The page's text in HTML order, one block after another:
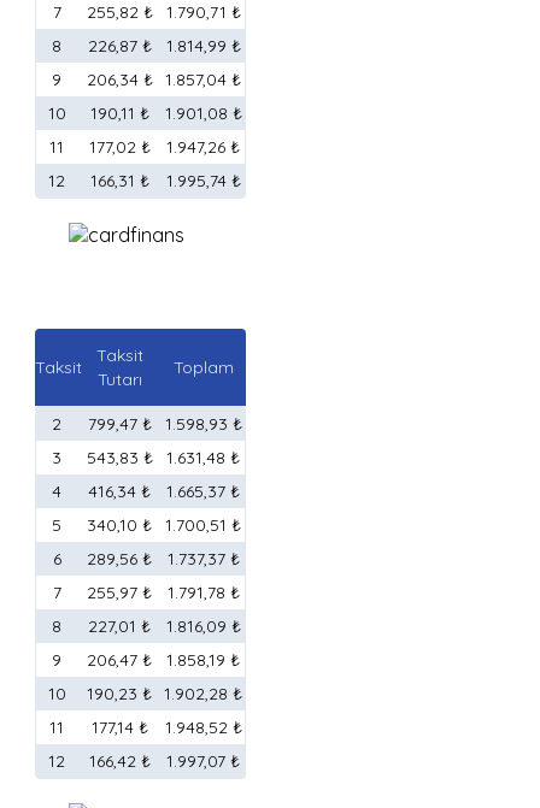
7
255,82 ₺
1.790,71 ₺
8
226,87 ₺
1.814,99 ₺
9
206,34 ₺ 1.857,04 ₺
10
190,11 ₺
1.901,08 ₺
11
177,02 ₺
1.947,26 ₺
12
166,31 ₺ 1.995,74 ₺
Taksit
Taksit
Tutarı
Toplam
2 799,47 ₺
1.598,93 ₺
3
543,83 ₺
1.631,48 ₺
4
416,34 ₺
1.665,37 ₺
5
340,10 ₺
1.700,51 ₺
6
289,56 ₺
1.737,37 ₺
7
255,97 ₺
1.791,78 ₺
8
227,01 ₺
1.816,09 ₺
9
206,47 ₺
1.858,19 ₺
10
190,23 ₺ 1.902,28 ₺
11
177,14 ₺
1.948,52 ₺
12
166,42 ₺ 1.997,07 ₺